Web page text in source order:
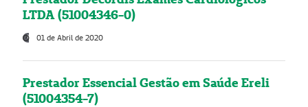
LTDA (51004346-0)
01 de Abril de 2020
Prestador Essencial Gestão em Saúde Ereli
(51004354-7)